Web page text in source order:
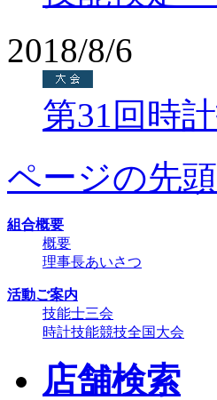
2018/8/6
第31回時
ページの先
組合概要
概要
理事長あいさつ
活動ご案内
技能士三会
時計技能競技全国大会
店舗検索